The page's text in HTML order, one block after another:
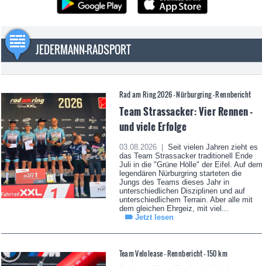
JEDERMANN-RADSPORT
Rad am Ring 2026 - Nürburgring - Rennbericht
Team Strassacker: Vier Rennen -
und viele Erfolge
03.08.2026 |
Seit vielen Jahren zieht es
das Team Strassacker traditionell Ende
Juli in die "Grüne Hölle" der Eifel. Auf dem
legendären Nürburgring starteten die
Jungs des Teams dieses Jahr in
unterschiedlichen Disziplinen und auf
unterschiedlichem Terrain. Aber alle mit
dem gleichen Ehrgeiz, mit viel...
Jetzt lesen
Team Velolease - Rennbericht - 150 km